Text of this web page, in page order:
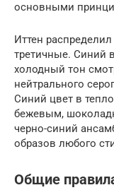
основными
Иттен
третичные. Синий
холодный тон
нейтрального
Синий цвет в
бежевым,
черно-синий
образов любого
Общие